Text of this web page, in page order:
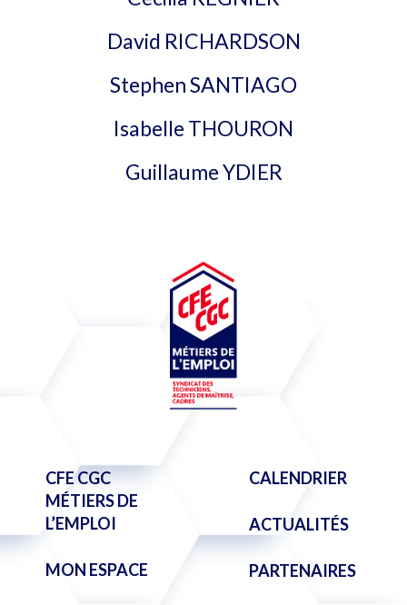
David RICHARDSON
Stephen SANTIAGO
Isabelle THOURON
Guillaume YDIER
CFE CGC
MÉTIERS DE
L’EMPLOI
MON ESPACE
CALENDRIER
ACTUALITÉS
PARTENAIRES